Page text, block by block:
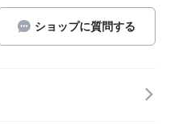
ショップに質問する